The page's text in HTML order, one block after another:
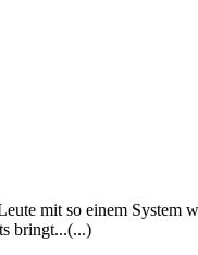
mit so einem System
bringt...(...)